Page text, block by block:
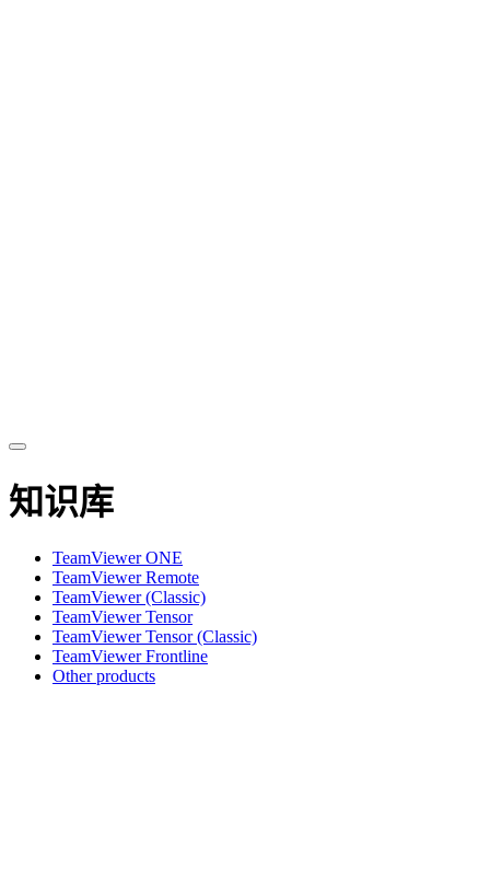
知识库
TeamViewer ONE
TeamViewer Remote
TeamViewer (Classic)
TeamViewer Tensor
TeamViewer Tensor (Classic)
TeamViewer Frontline
Other products